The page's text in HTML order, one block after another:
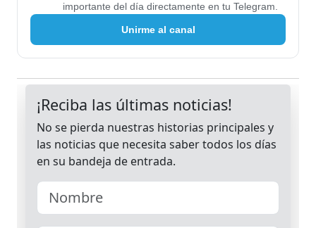
importante del día directamente en tu Telegram.
Unirme al canal